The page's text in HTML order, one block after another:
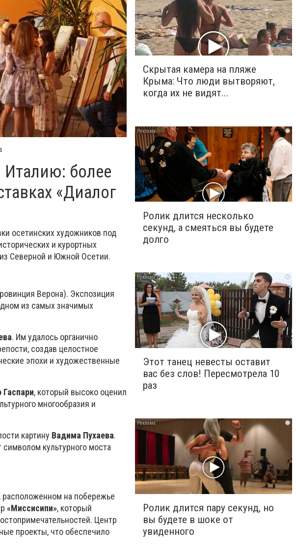
Италию: более
«Диалог
осетинских художников под
и курортных
Северной и Южной Осетии.
Верона). Экспозиция
из самых значимых
. Им удалось органично
создав целостное
эпохи и художественные
, который высоко оценил
многообразия и
картину Вадима Пухаева.
культурного моста
, расположенном на побережье
«Миссисипи», который
Центр
проекты, что обеспечило
Скрытая камера на пляже
Крыма: Что люди вытворяют,
когда их не видят...
i
Ролик длится несколько
секунд, а смеяться вы будете
долго
i
Этот танец невесты оставит
вас без слов! Пересмотрела 10
раз
i
Ролик длится пару секунд, но
вы будете в шоке от
увиденного